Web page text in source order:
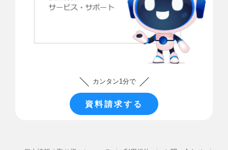
カンタン1分で
資料請求する